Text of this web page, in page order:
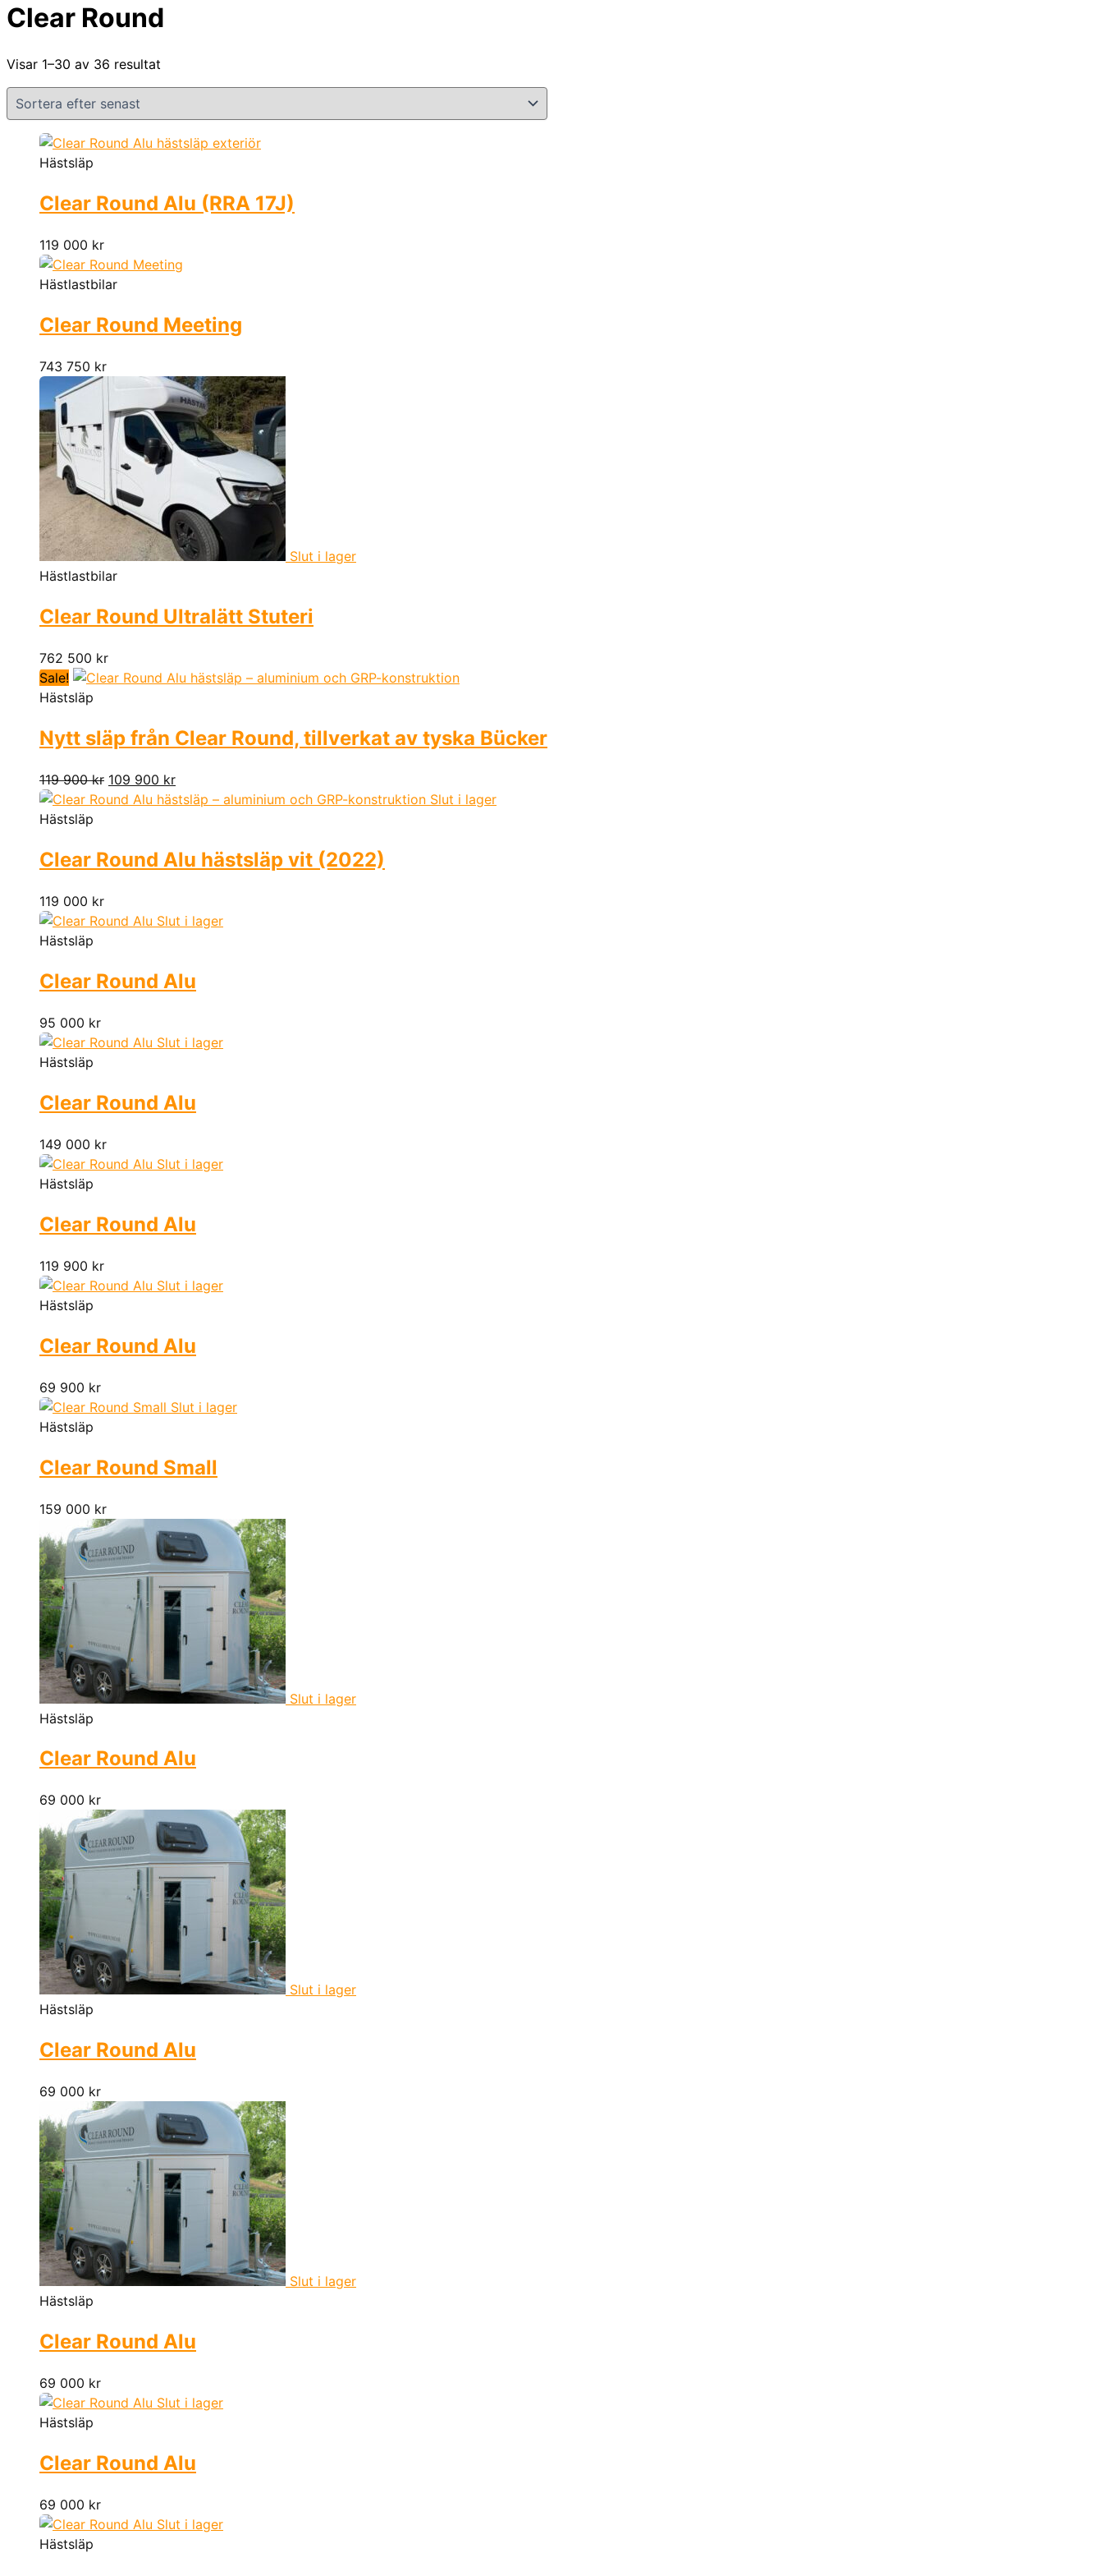
Clear Round
Visar 1–30 av 36 resultat
Hästsläp
Clear Round Alu (RRA 17J)
119 000 kr
Hästlastbilar
Clear Round Meeting
743 750 kr
Slut i lager
Hästlastbilar
Clear Round Ultralätt Stuteri
762 500 kr
Sale!
Hästsläp
Nytt släp från Clear Round, tillverkat av tyska Bücker
119 900kr 109 900 kr
Slut i lager
Hästsläp
Clear Round Alu hästsläp vit (2022)
119 000 kr
Slut i lager
Hästsläp
Clear Round Alu
95 000 kr
Slut i lager
Hästsläp
Clear Round Alu
149 000 kr
Slut i lager
Hästsläp
Clear Round Alu
119 900 kr
Slut i lager
Hästsläp
Clear Round Alu
69 900 kr
Slut i lager
Hästsläp
Clear Round Small
159 000 kr
Slut i lager
Hästsläp
Clear Round Alu
69 000 kr
Slut i lager
Hästsläp
Clear Round Alu
69 000 kr
Slut i lager
Hästsläp
Clear Round Alu
69 000 kr
Slut i lager
Hästsläp
Clear Round Alu
69 000 kr
Slut i lager
Hästsläp